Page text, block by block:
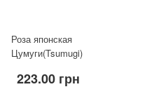
Роза японская
Цумуги(Tsumugi)
223.00 грн